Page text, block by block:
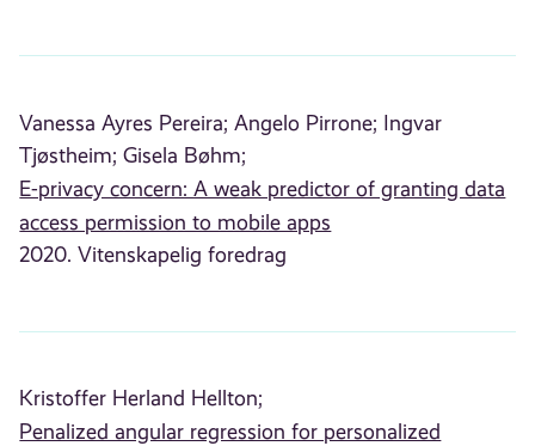
Vanessa Ayres Pereira; Angelo Pirrone; Ingvar
Tjøstheim; Gisela Bøhm;
E-privacy concern: A weak predictor of granting data
access permission to mobile apps
2020. Vitenskapelig foredrag
Kristoffer Herland Hellton;
Penalized angular regression for personalized